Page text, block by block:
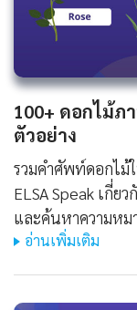
100+ ดอกไม้ภ
ตัวอย่าง
รวมคำศัพท์ดอกไม้
ELSA Speak เกี่ย
และค้นหาความหม
อ่านเพิ่มเติม